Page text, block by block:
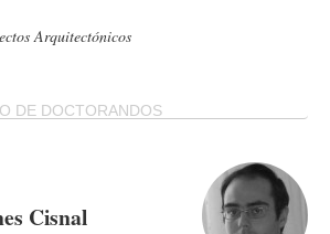
Arquitectónicos
DE DOCTORANDOS
Cisnal